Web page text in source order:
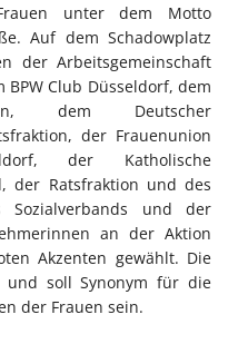
unter dem Motto
Auf dem Schadowplatz
der Arbeitsgemeinschaft
Club Düsseldorf, dem
dem Deutscher
der Frauenunion
der Katholische
der Ratsfraktion und des
Sozialverbands und der
an der Aktion
Akzenten gewählt. Die
soll Synonym für die
der Frauen sein.